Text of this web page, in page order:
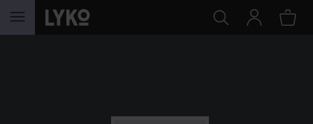
HOPPA TILL INNEHÅLLET